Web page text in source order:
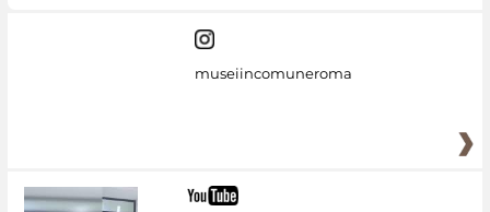
museiincomuneroma